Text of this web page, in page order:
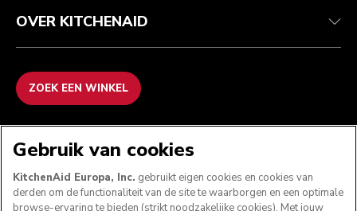
OVER KITCHENAID
ZOEK EEN WINKEL
Gebruik van cookies
KitchenAid Europa, Inc. gebruikt eigen cookies en cookies van
derden om de functionaliteit van de site te waarborgen en een optimale